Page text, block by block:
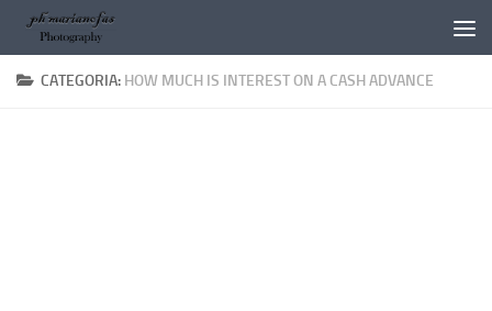
Salta al contenuto
CATEGORIA: HOW MUCH IS INTEREST ON A CASH ADVANCE